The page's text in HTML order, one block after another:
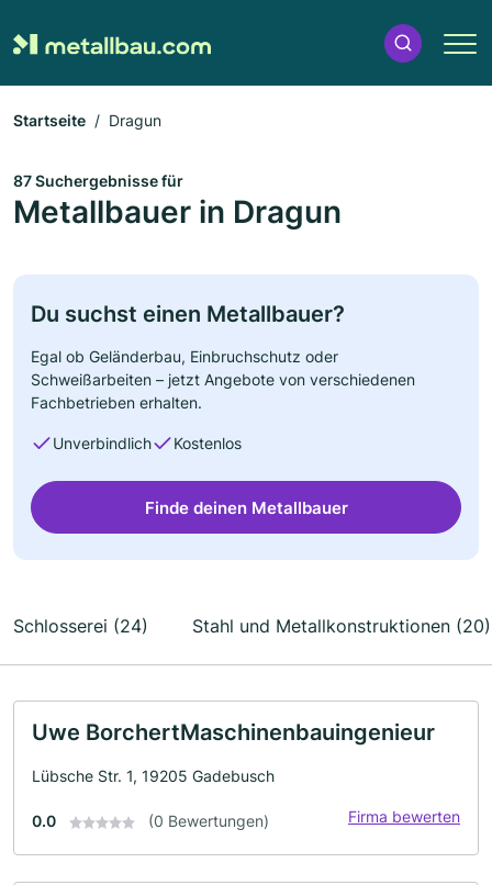
Startseite Dragun
87 Suchergebnisse für
Metallbauer in Dragun
Du suchst einen Metallbauer?
Egal ob Geländerbau, Einbruchschutz oder
Schweißarbeiten – jetzt Angebote von verschiedenen
Fachbetrieben erhalten.
Unverbindlich Kostenlos
Finde deinen Metallbauer
Schlosserei (24) Stahl und Metallkonstruktionen (20)
Uwe BorchertMaschinenbauingenieur
Lübsche Str. 1, 19205 Gadebusch
0.0 (0 Bewertungen) Firma bewerten